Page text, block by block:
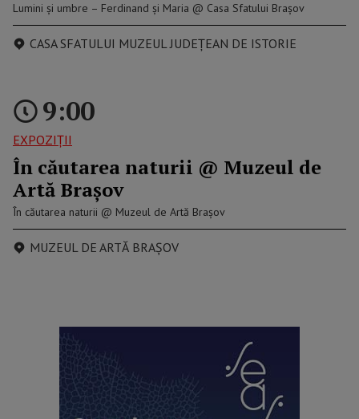
Lumini și umbre – Ferdinand și Maria @ Casa Sfatului Brașov
CASA SFATULUI MUZEUL JUDEȚEAN DE ISTORIE
9:00
EXPOZIȚII
În căutarea naturii @ Muzeul de
Artă Brașov
În căutarea naturii @ Muzeul de Artă Brașov
MUZEUL DE ARTĂ BRAȘOV